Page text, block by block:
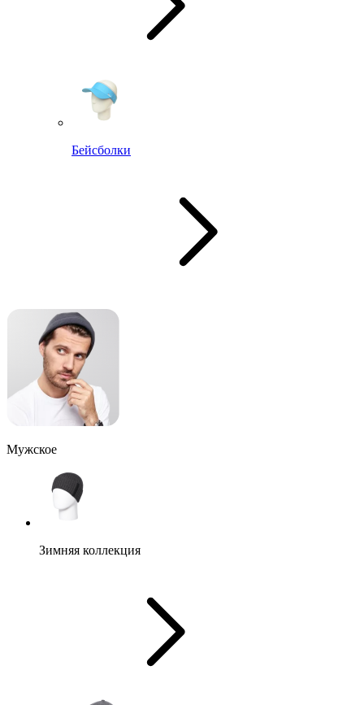
Бейсболки
Мужское
Зимняя коллекция